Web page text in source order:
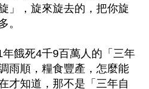
」，旋來旋去的，把你旋
。
餓死4千9百萬人的「三年
雨順，糧食豐產，怎麼能
才知道，那不是「三年自